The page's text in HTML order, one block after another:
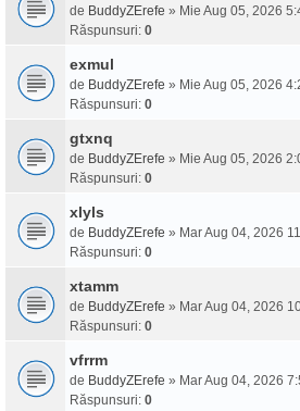
de BuddyZErefe » Mie Aug 05, 2026
Răspunsuri: 0
exmul
de BuddyZErefe » Mie Aug 05, 2026
Răspunsuri: 0
gtxnq
de BuddyZErefe » Mie Aug 05, 2026
Răspunsuri: 0
xlyls
de BuddyZErefe » Mar Aug 04, 2026
Răspunsuri: 0
xtamm
de BuddyZErefe » Mar Aug 04, 2026
Răspunsuri: 0
vfrrm
de BuddyZErefe » Mar Aug 04, 2026
Răspunsuri: 0